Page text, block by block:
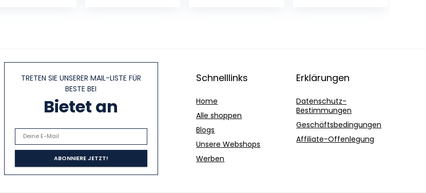
TRETEN SIE UNSERER MAIL-LISTE FÜR
BESTE BEI
Bietet an
Schnelllinks
Home
Alle shoppen
Blogs
Unsere Webshops
Werben
Erklärungen
Datenschutz-
Bestimmungen
Geschäftsbedingungen
Affiliate-Offenlegung